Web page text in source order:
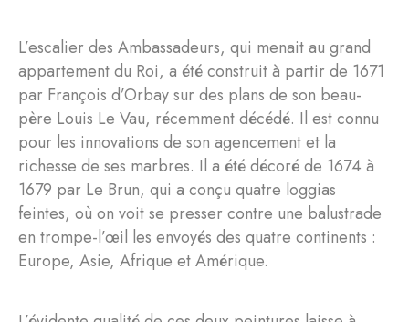
L’escalier des Ambassadeurs, qui menait au grand
appartement du Roi, a été construit à partir de 1671
par François d’Orbay sur des plans de son beau-
père Louis Le Vau, récemment décédé. Il est connu
pour les innovations de son agencement et la
richesse de ses marbres. Il a été décoré de 1674 à
1679 par Le Brun, qui a conçu quatre loggias
feintes, où on voit se presser contre une balustrade
en trompe-l’œil les envoyés des quatre continents :
Europe, Asie, Afrique et Amérique.